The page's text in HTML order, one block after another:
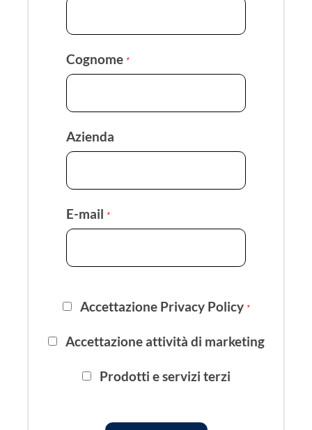
Cognome *
Azienda
E-mail *
Accettazione Privacy Policy *
Accettazione attività di marketing
Prodotti e servizi terzi